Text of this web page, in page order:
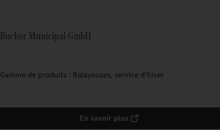
Bucher Municipal GmbH
Gamme de produits : Balayeuses, service d'hiver
En savoir plus